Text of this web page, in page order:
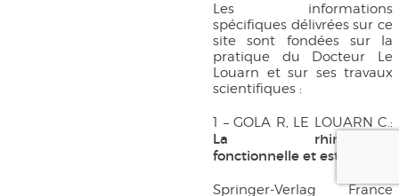
Les informations
spécifiques délivrées sur ce
site sont fondées sur la
pratique du Docteur Le
Louarn et sur ses travaux
scientifiques :
1 – GOLA R, LE LOUARN C.:
La rhinoplastie
fonctionnelle et esthétique
Springer-Verlag France